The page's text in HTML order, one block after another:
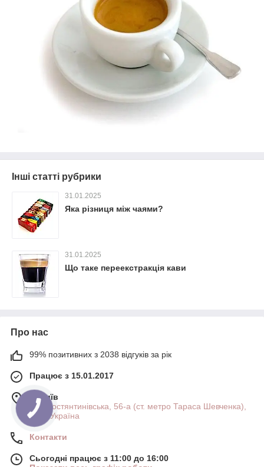
Інші статті рубрики
31.01.2025
Яка різниця між чаями?
31.01.2025
Що таке переекстракція кави
Про нас
99% позитивних з 2038 відгуків за рік
Працює з 15.01.2017
м. Київ
вул. Костянтинівська, 56-а (ст. метро Тараса Шевченка),
Київ, Україна
Контакти
Сьогодні працює з 11:00 до 16:00